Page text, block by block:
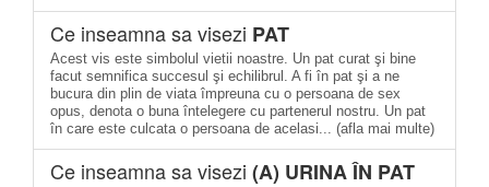
Ce inseamna sa visezi PAT
Acest vis este simbolul vietii noastre. Un pat curat şi bine
facut semnifica succesul şi echilibrul. A fi în pat şi a ne
bucura din plin de viata împreuna cu o persoana de sex
opus, denota o buna întelegere cu partenerul nostru. Un pat
în care este culcata o persoana de acelasi... (afla mai multe)
Ce inseamna sa visezi (A) URINA ÎN PAT